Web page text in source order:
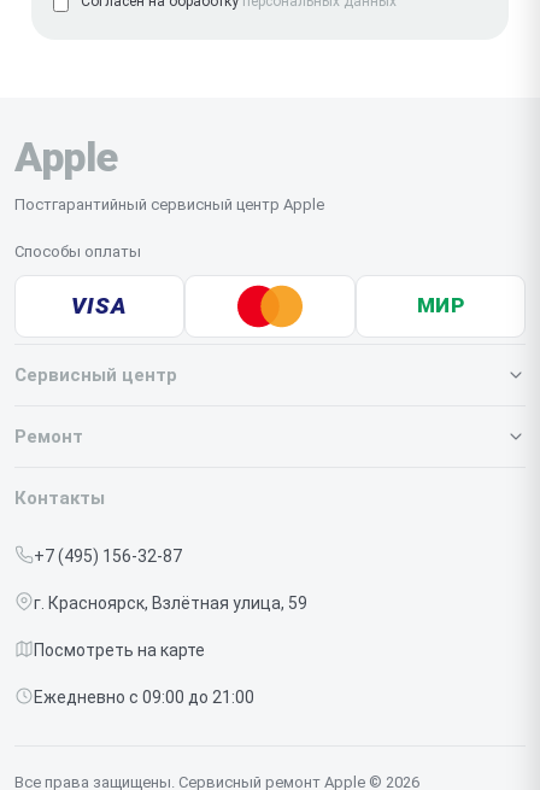
Apple
Постгарантийный сервисный центр Apple
Способы оплаты
VISA МИР
Сервисный центр
О нашем сервисе
Срочный ремонт
Доставка и способы оплаты
Диагностика
Контакты
Ремонт
Iphone
Контакты
+7 (495) 156-32-87
г. Красноярск, Взлётная улица, 59
Посмотреть на карте
Ежедневно с 09:00 до 21:00
Все права защищены. Сервисный ремонт Apple © 2026